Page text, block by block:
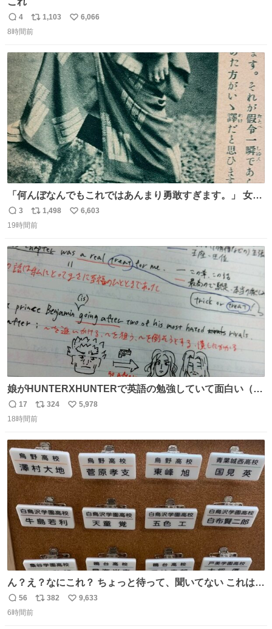
返
信
4
リ
ポ
ト
数
1,103
い
数
6,066
8時間前
「何んぼなんでもこれではあんまり勇敢すぎます。」 女性
の立ち振る舞い指南コーナーで、大股を「下品」や「はし
たない」という言葉を使わず「勇敢すぎます」と洒落っ気
っていきたい… （昭和4年婦人倶楽部新年号より）
返
信
3
リ
ポ
ト
数
1,498
い
数
6,603
19時間前
娘がHUNTERXHUNTERで英語の勉強していて面白い（娘
の許可済み）
返
信
17
リ
ポ
ト
数
324
い
数
5,978
18時間前
ん？え？なにこれ？ ちょっと待って、聞いてない これは販
売されているのもですか？
返
信
56
リ
382
い
9,633
6時間前